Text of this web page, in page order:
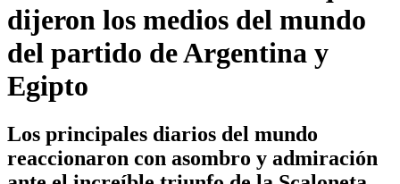
dijeron los medios del mundo
del partido de Argentina y
Egipto
Los principales diarios del mundo
reaccionaron con asombro y admiración